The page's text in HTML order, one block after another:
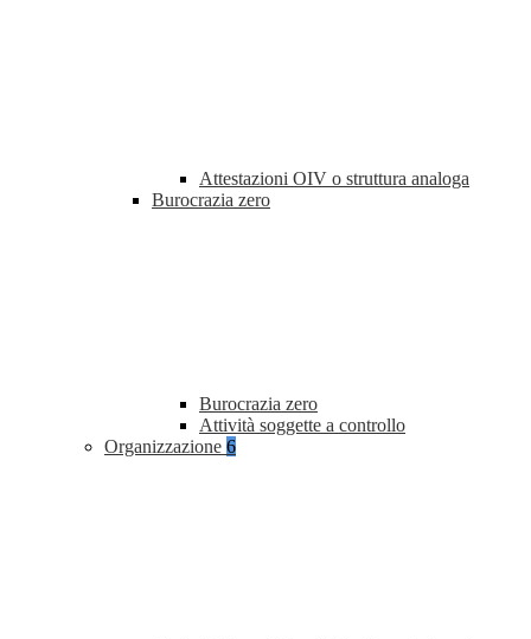
Attestazioni OIV o struttura analoga
Burocrazia zero
Burocrazia zero
Attività soggette a controllo
Organizzazione 6